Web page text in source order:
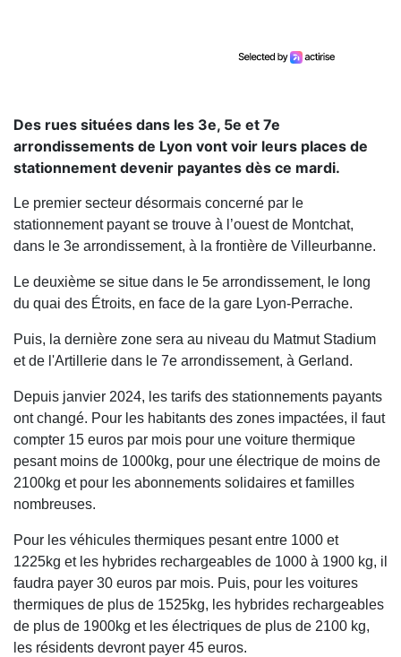
Des rues situées dans les 3e, 5e et 7e
arrondissements de Lyon vont voir leurs places de
stationnement devenir payantes dès ce mardi.
Le premier secteur désormais concerné par le
stationnement payant se trouve à l’ouest de Montchat,
dans le 3e arrondissement, à la frontière de Villeurbanne.
Le deuxième se situe dans le 5e arrondissement, le long
du quai des Étroits, en face de la gare Lyon-Perrache.
Puis, la dernière zone sera au niveau du Matmut Stadium
et de l'Artillerie dans le 7e arrondissement, à Gerland.
Depuis janvier 2024, les tarifs des stationnements payants
ont changé. Pour les habitants des zones impactées, il faut
compter 15 euros par mois pour une voiture thermique
pesant moins de 1000kg, pour une électrique de moins de
2100kg et pour les abonnements solidaires et familles
nombreuses.
Pour les véhicules thermiques pesant entre 1000 et
1225kg et les hybrides rechargeables de 1000 à 1900 kg, il
faudra payer 30 euros par mois. Puis, pour les voitures
thermiques de plus de 1525kg, les hybrides rechargeables
de plus de 1900kg et les électriques de plus de 2100 kg,
les résidents devront payer 45 euros.